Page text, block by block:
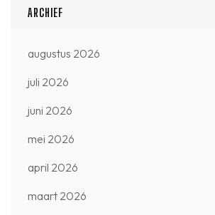
ARCHIEF
augustus 2026
juli 2026
juni 2026
mei 2026
april 2026
maart 2026